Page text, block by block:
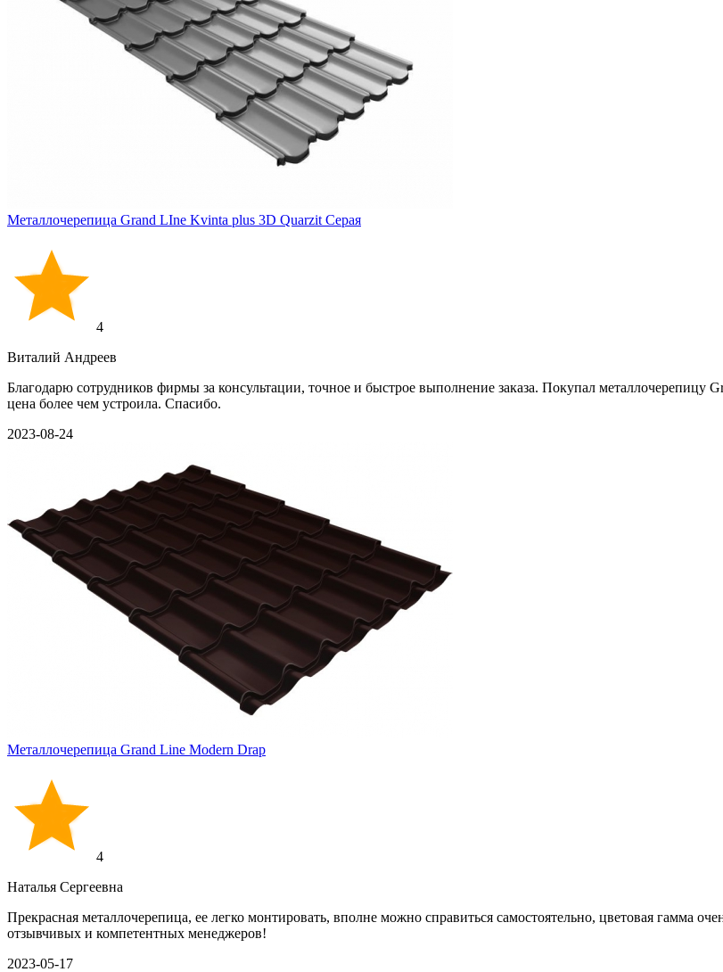
Металлочерепица Grand LIne Kvinta plus 3D Quarzit Серая
4
Виталий Андреев
Благодарю сотрудников фирмы за консультации, точное и быстрое выполнение заказа. Покупал
цена более чем устроила. Спасибо.
2023-08-24
Металлочерепица Grand Line Modern Drap
4
Наталья Сергеевна
Прекрасная металлочерепица, ее легко монтировать, вполне можно справиться самостоятельно, цветовая гамма
отзывчивых и компетентных менеджеров!
2023-05-17